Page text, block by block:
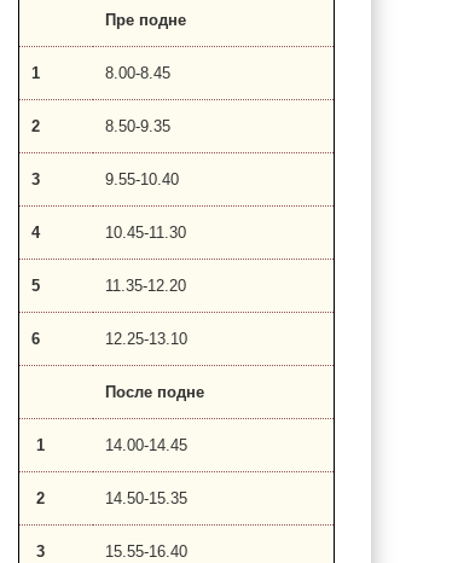
Пре подне
1 8.00-8.45
2 8.50-9.35
3 9.55-10.40
4 10.45-11.30
5 11.35-12.20
6 12.25-13.10
После подне
1 14.00-14.45
2 14.50-15.35
3 15.55-16.40